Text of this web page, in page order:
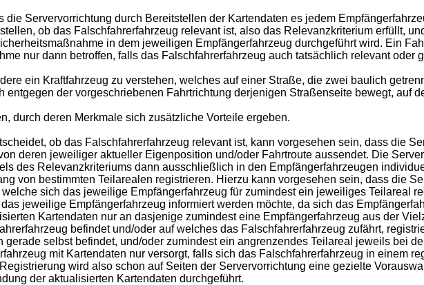
die Servervorrichtung durch Bereitstellen der Kartendaten es jedem
ob das Falschfahrerfahrzeug relevant ist, also das Relevanzkriterium erfüllt,
in dem jeweiligen Empfängerfahrzeug durchgeführt wird. Ein
nur dann betroffen, falls das Falschfahrerfahrzeug auch tatsächlich relevant oder
ein Kraftfahrzeug zu verstehen, welches auf einer Straße, die zwei baulich
der vorgeschriebenen Fahrtrichtung derjenigen Straßenseite bewegt, auf
durch deren Merkmale sich zusätzliche Vorteile ergeben.
ob das Falschfahrerfahrzeug relevant ist, kann vorgesehen sein, dass die
deren jeweiliger aktueller Eigenposition und/oder Fahrtroute aussendet. Die
des Relevanzkriteriums dann ausschließlich in den Empfängerfahrzeugen
von bestimmten Teilarealen registrieren. Hierzu kann vorgesehen sein, dass die
sich das jeweilige Empfängerfahrzeug für zumindest ein jeweiliges Teilareal
jeweilige Empfängerfahrzeug informiert werden möchte, da sich das
Kartendaten nur an dasjenige zumindest eine Empfängerfahrzeug aus der
befindet und/oder auf welches das Falschfahrerfahrzeug zufährt,
selbst befindet, und/oder zumindest ein angrenzendes Teilareal jeweils bei
mit Kartendaten nur versorgt, falls sich das Falschfahrerfahrzeug in einem
wird also schon auf Seiten der Servervorrichtung eine gezielte
der aktualisierten Kartendaten durchgeführt.